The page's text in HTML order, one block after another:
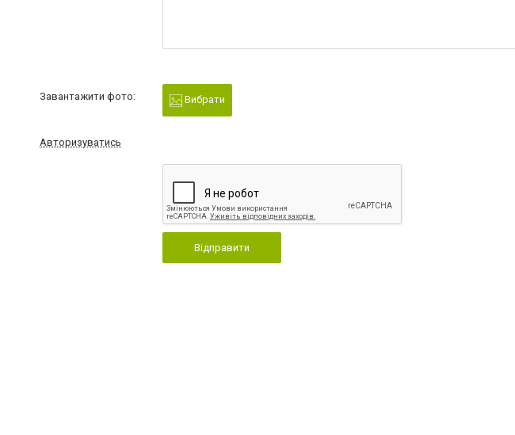
Завантажити фото: Вибрати
Авторизуватись
Відправити